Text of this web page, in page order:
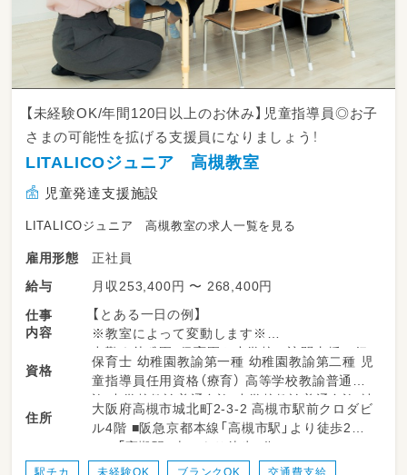
【未経験OK/年間120日以上のお休み】児童指導員◎お子
さまの可能性を拡げる支援員になりましょう！
LITALICOジュニア 高槻教室
児童発達支援施設
LITALICOジュニア 高槻教室の求人一覧を見る
雇用形態
正社員
給与
月収253,400円 〜 268,400円
仕事
内容
【とある一日の例】
※教室によって変動します※
出勤｜幼稚園・保育園や小学校に訪問支援に行
ってから教室に出勤することもあります。
↓
指導準備｜個別支援計画に沿って指導の準備を
します。プリントやカードの他、おもちゃやタ
↓
資格
保育士 幼稚園教諭第一種 幼稚園教諭第二種 児
童指導員任用資格（療育） 高等学校教諭普通免
許 中学校教諭普通免許 小学校教諭普通免許 社
会福祉士 言語聴覚士 作業療法士 理学療法士
心理士 精神保健福祉士
住所
大阪府高槻市城北町2-3-2 高槻市駅前クロダビ
ル4階 ■阪急京都本線「高槻市駅」より徒歩2分
■JR「高槻駅」南口より徒歩9分
駅チカ 未経験OK ブランクOK 交通費支給